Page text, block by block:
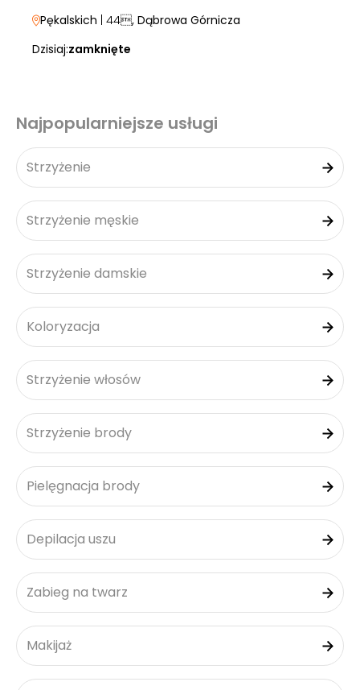
Pękalskich | 44, Dąbrowa Górnicza
Dzisiaj:zamknięte
Najpopularniejsze usługi
Strzyżenie
Strzyżenie męskie
Strzyżenie damskie
Koloryzacja
Strzyżenie włosów
Strzyżenie brody
Pielęgnacja brody
Depilacja uszu
Zabieg na twarz
Makijaż